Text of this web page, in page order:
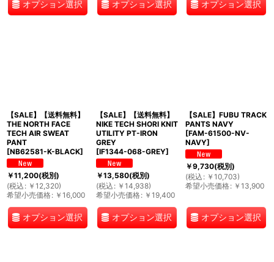
オプション選択 オプション選択 オプション選択
【SALE】【送料無料】
THE NORTH FACE
TECH AIR SWEAT
PANT
[NB62581-K-BLACK]
￥11,200(税別)
(税込 : ￥ 12,320)
希望小売価格: ￥ 16,000
オプション選択
【SALE】【送料無料】
NIKE TECH SHORI KNIT
UTILITY PT-IRON
GREY
[IF1344-068-GREY]
￥13,580(税別)
(税込 : ￥ 14,938)
希望小売価格: ￥ 19,400
オプション選択
【SALE】FUBU TRACK
PANTS NAVY
[FAM-61500-NV-
NAVY]
￥9,730(税別)
(税込 : ￥ 10,703)
希望小売価格: ￥ 13,900
オプション選択